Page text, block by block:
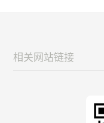
相关网站链接